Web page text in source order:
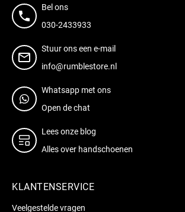
Bel ons
030-2433933
Stuur ons een e-mail
info@rumblestore.nl
Whatsapp met ons
Open de chat
Lees onze blog
Alles over handschoenen
KLANTENSERVICE
Veelgestelde vragen